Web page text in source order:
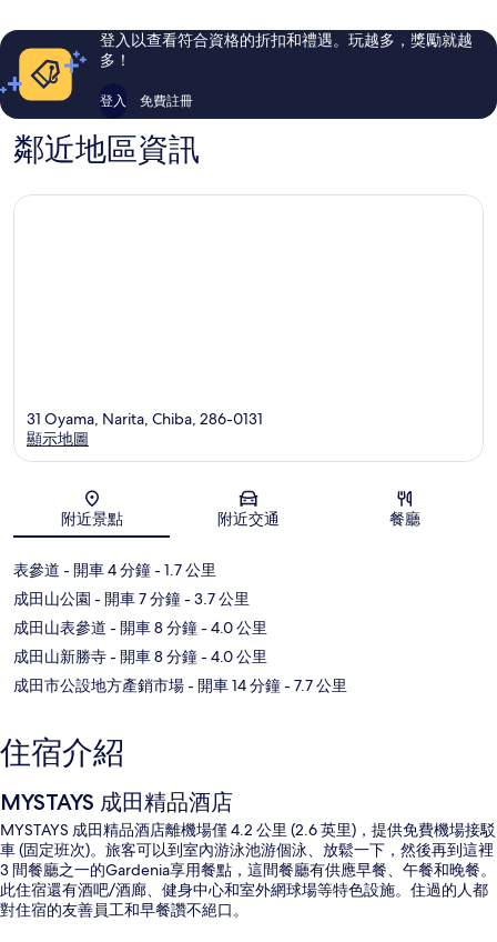
評
論
評
論
登入以查看符合資格的折扣和禮遇。玩越多，獎勵就越
多！
登入 免費註冊
鄰近地區資訊
地圖
31 Oyama, Narita, Chiba, 286-0131
顯示地圖
附近景點 附近交通 餐廳
表參道 - 開車 4 分鐘- 1.7 公里
成田山公園 - 開車 7 分鐘- 3.7 公里
成田山表參道 - 開車 8 分鐘- 4.0 公里
成田山新勝寺- 開車 8 分鐘- 4.0 公里
成田市公設地方產銷市場- 開車 14 分鐘- 7.7 公里
住宿介紹
MYSTAYS 成田精品酒店
MYSTAYS 成田精品酒店離機場僅 4.2 公里 (2.6 英里)，提供免費機場接駁
車 (固定班次)。旅客可以到室內游泳池游個泳、放鬆一下，然後再到這裡
3 間餐廳之一的Gardenia享用餐點，這間餐廳有供應早餐、午餐和晚餐。
此住宿還有酒吧/酒廊、健身中心和室外網球場等特色設施。住過的人都
對住宿的友善員工和早餐讚不絕口。